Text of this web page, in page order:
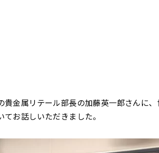
金属リテール部長の加藤英一郎さんに、
お話しいただきました。